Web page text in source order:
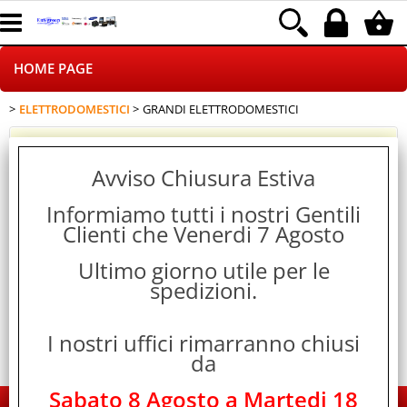
HOME PAGE
CHI SIAMO
NEGOZI ON LINE
SINCRONIZZATI CON NOI
SPEDIZIONI
PAGAMENTI
ELETTRODOMESTICI GRANDI ELETTRODOMESTICI
Ricerca avanzata
Cerca
>ELETTRODOMESTICI> GRANDI ELETTRODOMESTICI
EDS Group Italia - Electronics Group
Avviso Chiusura Estiva
Informiamo tutti i nostri Gentili
Clienti che Venerdi 7 Agosto
Ultimo giorno utile per le
spedizioni.
I nostri uffici rimarranno chiusi
da
Sabato 8 Agosto a Martedi 18